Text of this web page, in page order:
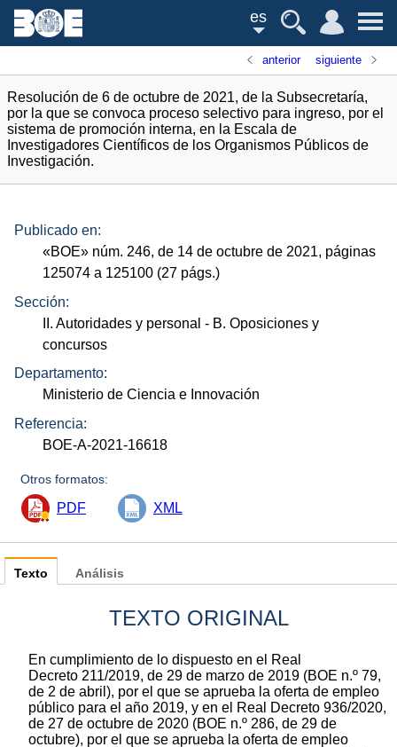
es
anterior siguiente
Resolución de 6 de octubre de 2021, de la Subsecretaría,
por la que se convoca proceso selectivo para ingreso, por el
sistema de promoción interna, en la Escala de
Investigadores Científicos de los Organismos Públicos de
Investigación.
Publicado en:
«BOE» núm. 246, de 14 de octubre de 2021, páginas
125074 a 125100 (27 págs.)
Sección:
II. Autoridades y personal - B. Oposiciones y
concursos
Departamento:
Ministerio de Ciencia e Innovación
Referencia:
BOE-A-2021-16618
Otros formatos:
PDF XML
Texto
TEXTO ORIGINAL
En cumplimiento de lo dispuesto en el Real
Decreto 211/2019, de 29 de marzo de 2019 (BOE n.º 79,
de 2 de abril), por el que se aprueba la oferta de empleo
público para el año 2019, y en el Real Decreto 936/2020,
de 27 de octubre de 2020 (BOE n.º 286, de 29 de
octubre), por el que se aprueba la oferta de empleo
Análisis